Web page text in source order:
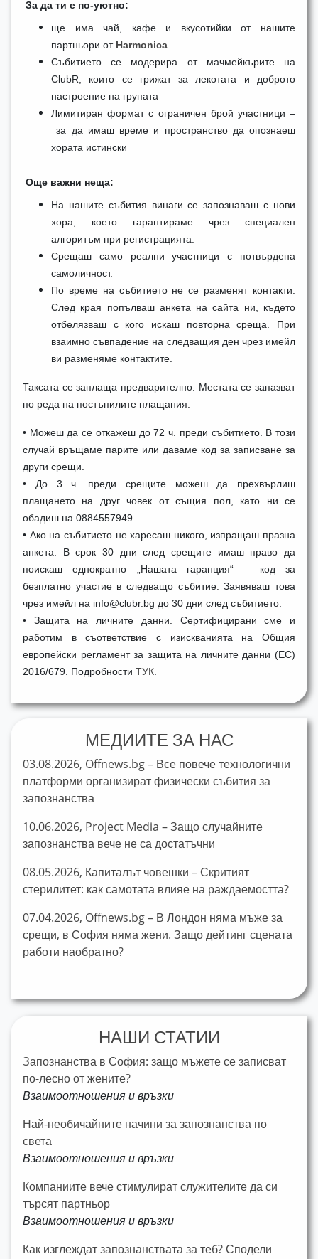
За да ти е по-уютно:
ще има чай, кафе и вкусотийки от нашите
партньори от Harmonica
Събитието се модерира от мачмейкърите на
ClubR, които се грижат за лекотата и доброто
настроение на групата
Лимитиран формат с ограничен брой участници –
за да имаш време и пространство да опознаеш
хората истински
Още важни неща:
На нашите събития винаги се запознаваш с нови
хора, което гарантираме чрез специален
алгоритъм при регистрацията.
Срещаш само реални участници с потвърдена
самоличност.
По време на събитието не се разменят контакти.
След края попълваш анкета на сайта ни, където
отбелязваш с кого искаш повторна среща. При
взаимно съвпадение на следващия ден чрез имейл
ви разменяме контактите.
Таксата се заплаща предварително. Местата се запазват
по реда на постъпилите плащания.
• Можеш да се откажеш до 72 ч. преди събитието. В този
случай връщаме парите или даваме код за записване за
други срещи.
• До 3 ч. преди срещите можеш да прехвърлиш
плащането на друг човек от същия пол, като ни се
обадиш на 0884557949.
• Ако на събитието не харесаш никого, изпращаш празна
анкета. В срок 30 дни след срещите имаш право да
поискаш еднократно „Нашата гаранция“ – код за
безплатно участие в следващо събитие. Заявяваш това
чрез имейл на info@clubr.bg до 30 дни след събитието.
• Защита на личните данни. Сертифицирани сме и
работим в съответствие с изискванията на Общия
европейски регламент за защита на личните данни (ЕС)
2016/679. Подробности ТУК
МЕДИИТЕ ЗА НАС
03.08.2026, Offnews.bg – Все повече технологични
платформи организират физически събития за
запознанства
10.06.2026, Project Media – Защо случайните
запознанства вече не са достатъчни
08.05.2026, Капиталът човешки – Скритият
стерилитет: как самотата влияе на раждаемостта?
07.04.2026, Offnews.bg – В Лондон няма мъже за
срещи, в София няма жени. Защо дейтинг сцената
работи наобратно?
НАШИ СТАТИИ
Запознанства в София: защо мъжете се записват
по-лесно от жените?
Взаимоотношения и връзки
Най-необичайните начини за запознанства по
света
Взаимоотношения и връзки
Компаниите вече стимулират служителите да си
търсят партньор
Взаимоотношения и връзки
Как изглеждат запознанствата за теб? Сподели